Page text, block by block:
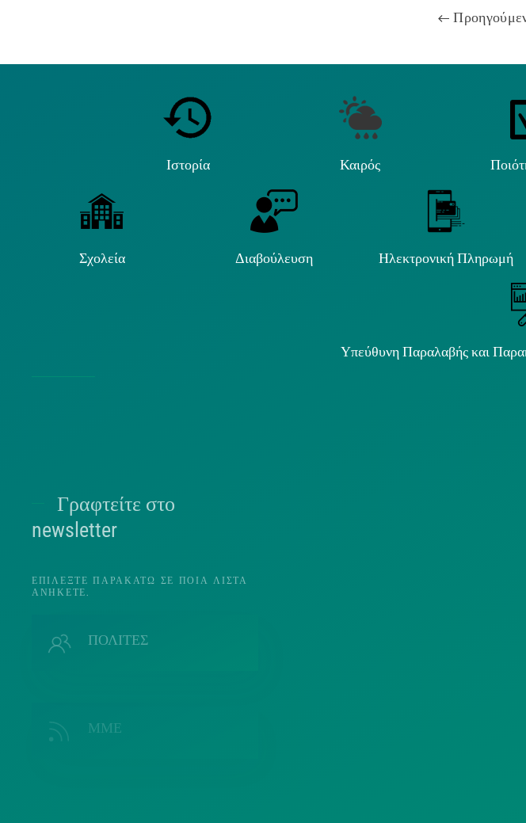
Ιστορία Καιρός
Σχολεία Διαβούλευση Ηλεκτρονική Πληρωμή
Υπεύθυνη Παραλαβής και
Γραφτείτε στο
newsletter
ΕΠΙΛΈΞΤΕ ΠΑΡΑΚΆΤΩ ΣΕ ΠΟΙΑ ΛΊΣΤΑ
ΑΝΉΚΕΤΕ.
ΠΟΛΙΤΕΣ
ΜΜΕ